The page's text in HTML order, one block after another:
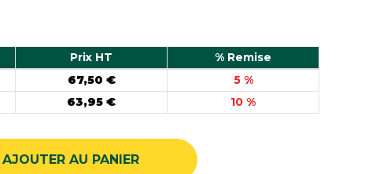
Prix HT
% Remise
67,50 €
5 %
63,95 € 10 %
AJOUTER AU PANIER